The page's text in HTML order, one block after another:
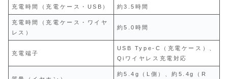
充電時間（充電ケース・USB） 約3.5時間
充電時間（充電ケース・ワイヤ
レス）
約5.0時間
充電端子
USB Type-C（充電ケース）、
Qiワイヤレス充電対応
約5.4g（L側）、約5.4g（R